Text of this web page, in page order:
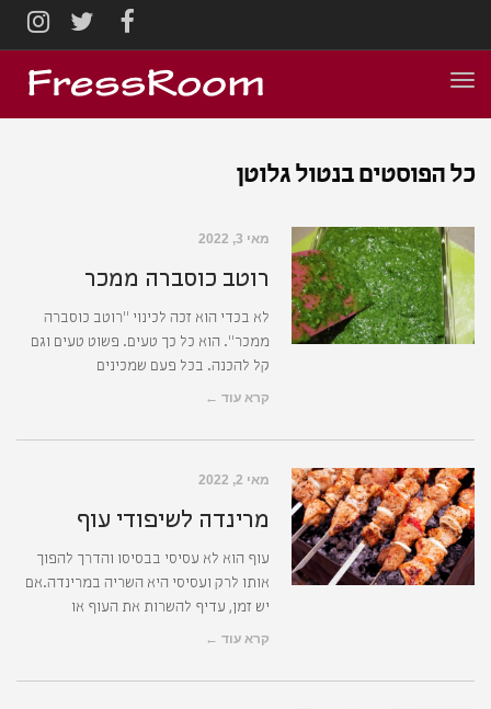
תפריט
כל הפוסטים בנטול גלוטן
מאי 3, 2022
רוטב כוסברה ממכר
לא בכדי הוא זכה לכינוי "רוטב כוסברה
ממכר". הוא כל כך טעים. פשוט טעים וגם
קל להכנה. בכל פעם שמכינים
קרא עוד ←
מאי 2, 2022
מרינדה לשיפודי עוף
עוף הוא לא עסיסי בבסיסו והדרך להפוך
אותו לרק ועסיסי היא השריה במרינדה.אם
יש זמן, עדיף להשרות את העוף או
קרא עוד ←